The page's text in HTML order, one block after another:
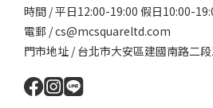
時間 / 平日12:00-19:00 假日10:00-
電郵 / cs@mcsquareltd.com
門市地址 / 台北市大安區建國南路二